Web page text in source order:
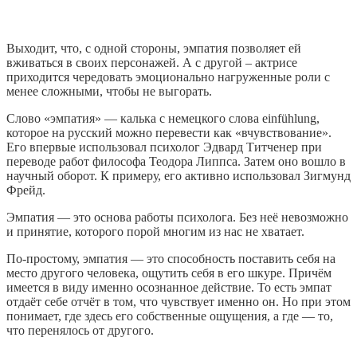
Выходит, что, с одной стороны, эмпатия позволяет ей
вживаться в своих персонажей. А с другой – актрисе
приходится чередовать эмоционально нагруженные роли с
менее сложными, чтобы не выгорать.
Слово «эмпатия» — калька с немецкого слова einfühlung,
которое на русский можно перевести как «вчувствование».
Его впервые использовал психолог Эдвард Титченер при
переводе работ философа Теодора Липпса. Затем оно вошло в
научный оборот. К примеру, его активно использовал Зигмунд
Фрейд.
Эмпатия — это основа работы психолога. Без неё невозможно
и принятие, которого порой многим из нас не хватает.
По-простому, эмпатия — это способность поставить себя на
место другого человека, ощутить себя в его шкуре. Причём
имеется в виду именно осознанное действие. То есть эмпат
отдаёт себе отчёт в том, что чувствует именно он. Но при этом
понимает, где здесь его собственные ощущения, а где — то,
что перенялось от другого.